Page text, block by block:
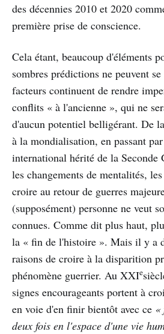
des décennies 2010 et 2020
première prise de conscience.
Cela étant, beaucoup d'éléments
sombres prédictions ne peuvent
facteurs continuent de rendre
conflits « à l'ancienne », qui ne
d'aucun potentiel belligérant. De
à la mondialisation, en passant
international hérité de la Seconde
les changements de mentalités,
croire au retour de guerres
(supposément) personne ne veut
connues. Comme dit plus haut,
la « fin de l'histoire ». Mais il y a
raisons de croire à la disparition
phénomène guerrier. Au XXIe
signes encourageants portent à
en voie d'en finir bientôt avec ce «
deux fois en l'espace d'une vie